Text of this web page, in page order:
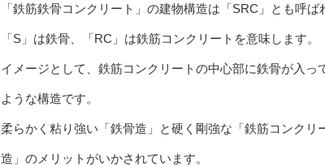
「鉄筋鉄骨コンクリート」の建物構造は「SRC」とも呼ば
「S」は鉄骨、「RC」は鉄筋コンクリートを意味します。
イメージとして、鉄筋コンクリートの中心部に鉄骨が入っ
ような構造です。
柔らかく粘り強い「鉄骨造」と硬く剛強な「鉄筋コンクリ
造」のメリットがいかされています。